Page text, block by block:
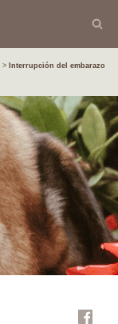
Interrupción del embarazo